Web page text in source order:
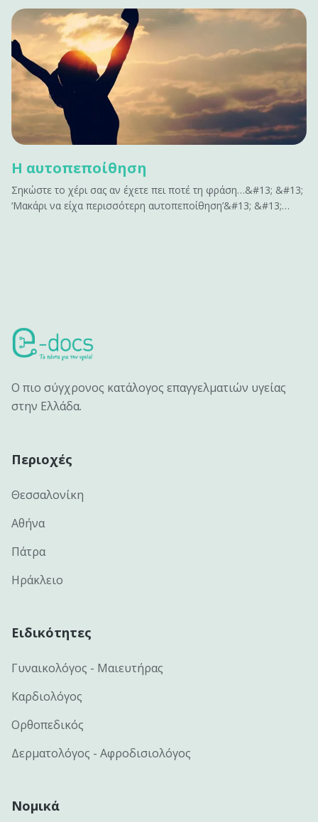
δεν έχουν αποτέλεσμα. Δεν εμπνέει αλλαγή. Κάνει μόνο τους
ανθρώπους αμυντικούς. Αν έχεις να&hellip;
Η αυτοπεποίθηση
Σηκώστε το χέρι σας αν έχετε πει ποτέ τη φράση…&#13; &#13;
‘Μακάρι να είχα περισσότερη αυτοπεποίθηση’&#13; &#13;
Ο πιο σύγχρονος κατάλογος επαγγελματιών υγείας
στην Ελλάδα.
Περιοχές
Θεσσαλονίκη
Αθήνα
Πάτρα
Ηράκλειο
Ειδικότητες
Γυναικολόγος - Μαιευτήρας
Καρδιολόγος
Ορθοπεδικός
Δερματολόγος - Αφροδισιολόγος
Νομικά